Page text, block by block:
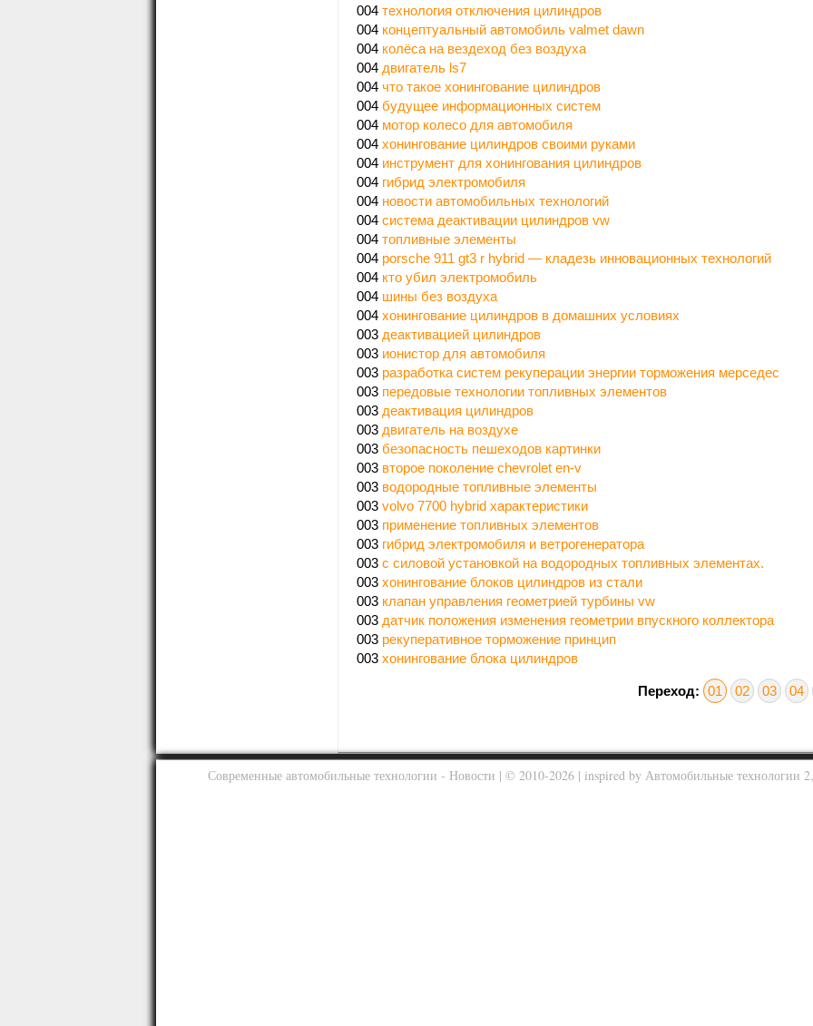
004 технология отключения цилиндров
004 концептуальный автомобиль valmet dawn
004 колёса на вездеход без воздуха
004 двигатель ls7
004 что такое хонингование цилиндров
004 будущее информационных систем
004 мотор колесо для автомобиля
004 хонингование цилиндров своими руками
004 инструмент для хонингования цилиндров
004 гибрид электромобиля
004 новости автомобильных технологий
004 система деактивации цилиндров vw
004 топливные элементы
004 porsche 911 gt3 r hybrid — кладезь инновационных технологий
004 кто убил электромобиль
004 шины без воздуха
004 хонингование цилиндров в домашних условиях
003 деактивацией цилиндров
003 ионистор для автомобиля
003 разработка систем рекуперации энергии торможения мерседес
003 передовые технологии топливных элементов
003 деактивация цилиндров
003 двигатель на воздухе
003 безопасность пешеходов картинки
003 второе поколение chevrolet en-v
003 водородные топливные элементы
003 volvo 7700 hybrid характеристики
003 применение топливных элементов
003 гибрид электромобиля и ветрогенератора
003 с силовой установкой на водородных топливных элементах.
003 хонингование блоков цилиндров из стали
003 клапан управления геометрией турбины vw
003 датчик положения изменения геометрии впускного коллектора
003 рекуперативное торможение принцип
003 хонингование блока цилиндров
Переход: 01 02 03 04
Современные автомобильные технологии - Новости | © 2010-2026 | inspired by Автомобильные технологии 2